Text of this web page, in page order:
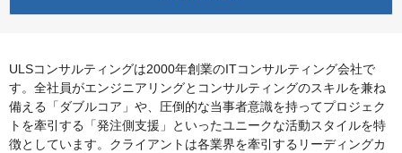
ULSコンサルティングは2000年創業のITコンサルティング会社で
す。全社員がエンジニアリングとコンサルティングのスキルを兼ね
備える「ダブルコア」や、圧倒的な当事者意識を持ってプロジェク
トを牽引する「発注側支援」といったユニークな活動スタイルを特
徴としています。クライアントは各業界を牽引するリーディングカ